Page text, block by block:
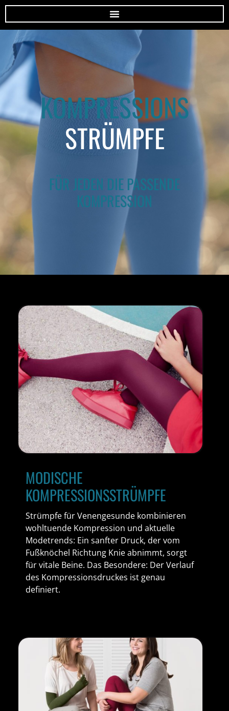
KOMPRESSIONS
STRÜMPFE
FÜR JEDEN DIE PASSENDE
KOMPRESSION
MODISCHE
KOMPRESSIONSSTRÜMPFE
Strümpfe für Venengesunde kombinieren
wohltuende Kompression und aktuelle
Modetrends: Ein sanfter Druck, der vom
Fußknöchel Richtung Knie abnimmt, sorgt
für vitale Beine. Das Besondere: Der Verlauf
des Kompressionsdruckes ist genau
definiert.